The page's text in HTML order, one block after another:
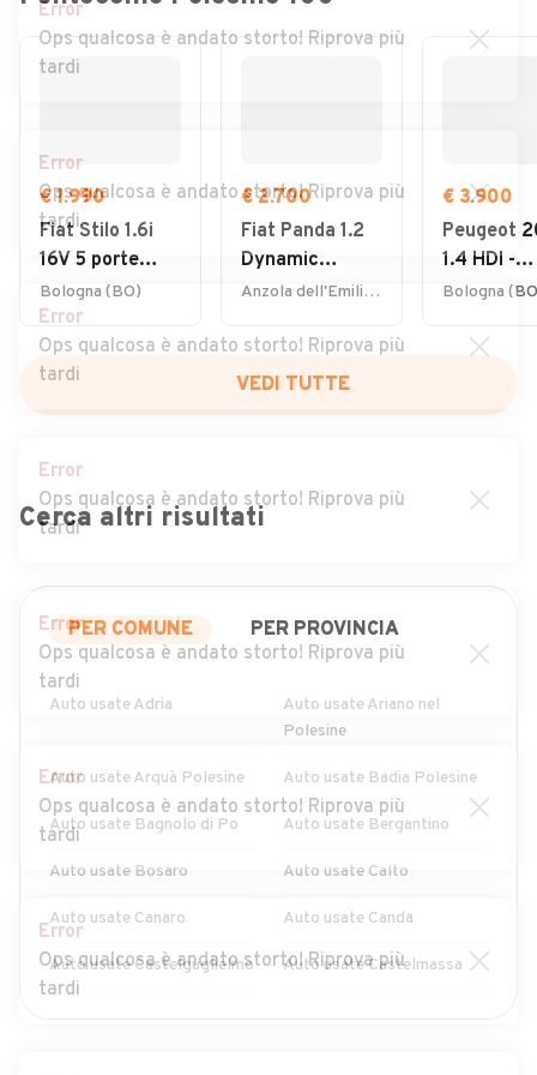
€ 1.990
Fiat Stilo 1.6i
16V 5 porte
Active, IMP.
METANO
Bologna (BO)
€ 2.700
Fiat Panda 1.2
Dynamic
Natural PowerAnzola dell'Emilia (BO)
€ 3.900
Peugeot
1.4 HDI -
Bologna
VEDI TUTTE
Cerca altri risultati
PER COMUNE PER PROVINCIA
Auto usate Adria
Auto usate Ariano nel
Polesine
Auto usate Arquà Polesine Auto usate Badia Polesine
Auto usate Bagnolo di Po Auto usate Bergantino
Auto usate Bosaro Auto usate Calto
Auto usate Canaro Auto usate Canda
Auto usate Castelguglielmo Auto usate Castelmassa
Error
Ops qualcosa è andato storto! Riprova più
tardi
Error
Ops qualcosa è andato storto! Riprova più
tardi
Error
Ops qualcosa è andato storto! Riprova più
tardi
Error
Ops qualcosa è andato storto! Riprova più
tardi
Error
Ops qualcosa è andato storto! Riprova più
tardi
Error
Ops qualcosa è andato storto! Riprova più
tardi
Error
Ops qualcosa è andato storto! Riprova più
tardi